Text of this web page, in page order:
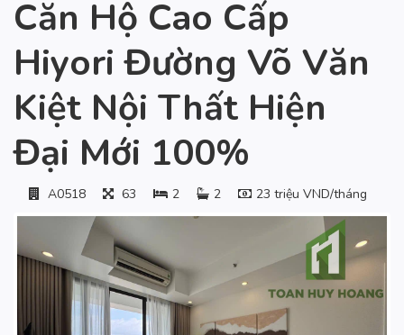
Căn Hộ Cao Cấp
Hiyori Đường Võ Văn
Kiệt Nội Thất Hiện
Đại Mới 100%
A0518 63 2 2 23 triệu VND/tháng